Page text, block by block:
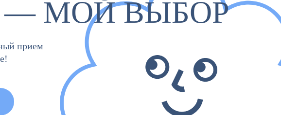
— МОЙ ВЫБОР
прием